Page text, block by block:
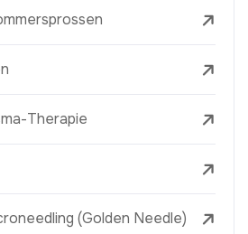
Therapie
(Golden Needle)